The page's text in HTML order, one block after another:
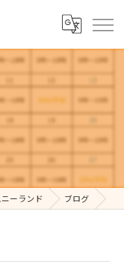
ーランド ブログ